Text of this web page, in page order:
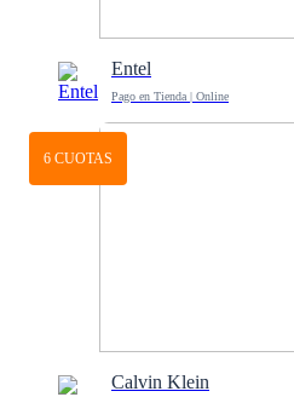
Entel
Pago en Tienda | Online
6 CUOTAS
Calvin Klein